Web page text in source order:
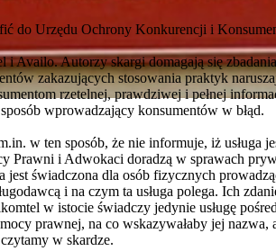
do Urzędu Ochrony Konkurencji i
Availo. Autorzy skargi domagają się
zakazujących stosowania praktyk
rzetelnej, prawdziwej i pełnej
wprowadzający konsumentów w błąd.
w ten sposób, że nie informuje, iż usługa
Prawni i Adwokaci doradzą w sprawach
jest świadczona dla osób fizycznych
i na czym ta usługa polega. Ich
w istocie świadczy jedynie usługę
prawnej, na co wskazywałaby jej nazwa,
w skardze.